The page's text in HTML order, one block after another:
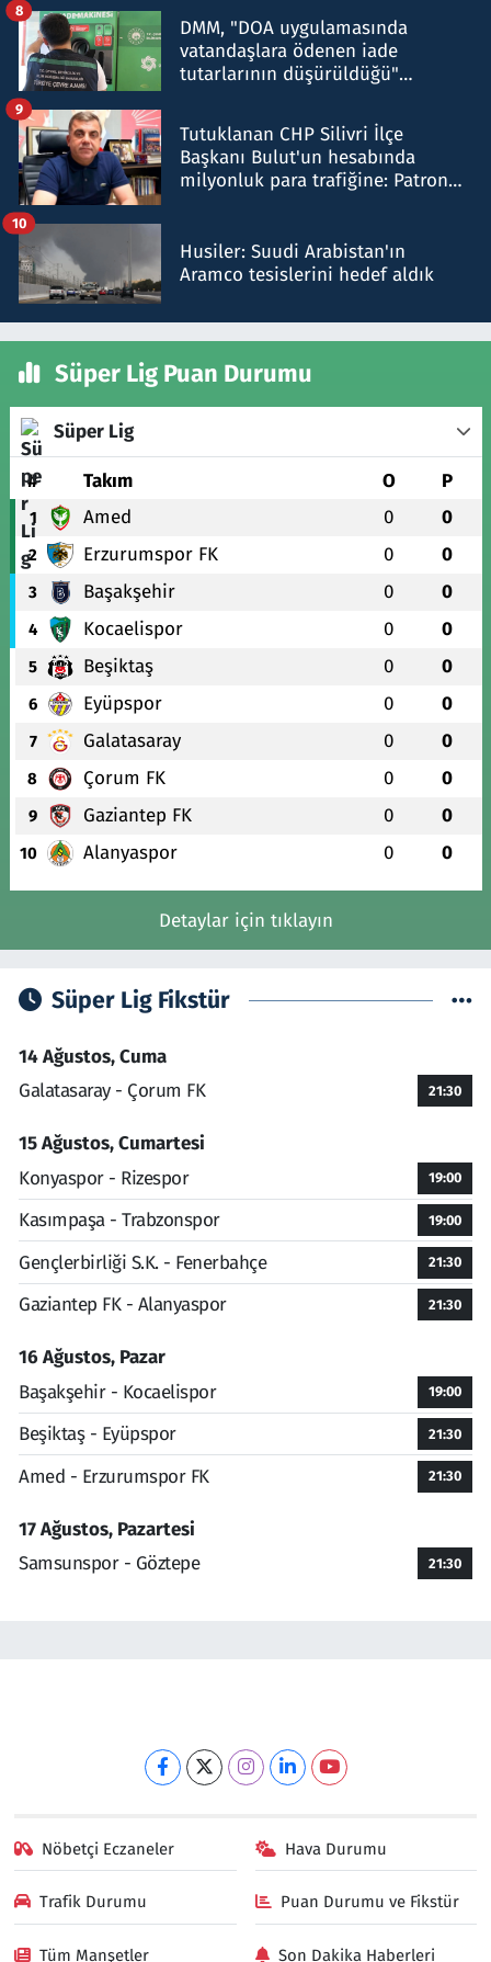
DMM, "DOA uygulamasında
vatandaşlara ödenen iade
tutarlarının düşürüldüğü"
8
Tutuklanan CHP Silivri İlçe
Başkanı Bulut'un hesabında
milyonluk para trafiğine: Patron
9
Husiler: Suudi Arabistan'ın
Aramco tesislerini hedef aldık
10
Süper Lig Puan Durumu
Süper Lig
# Takım O P
1 Amed 0 0
2 Erzurumspor FK 0 0
3 Başakşehir 0 0
4 Kocaelispor 0 0
5 Beşiktaş 0 0
6 Eyüpspor 0 0
7 Galatasaray 0 0
8 Çorum FK 0 0
9 Gaziantep FK 0 0
10 Alanyaspor 0 0
Detaylar için tıklayın
Süper Lig Fikstür
14 Ağustos, Cuma
Galatasaray - Çorum FK
21:30
15 Ağustos, Cumartesi
Konyaspor - Rizespor
19:00
Kasımpaşa - Trabzonspor 19:00
Gençlerbirliği S.K. - Fenerbahçe 21:30
Gaziantep FK - Alanyaspor 21:30
16 Ağustos, Pazar
Başakşehir - Kocaelispor
19:00
Beşiktaş - Eyüpspor 21:30
Amed - Erzurumspor FK 21:30
17 Ağustos, Pazartesi
Samsunspor - Göztepe
21:30
Nöbetçi Eczaneler Hava Durumu
Trafik Durumu Puan Durumu ve Fikstür
Tüm Manşetler Son Dakika Haberleri